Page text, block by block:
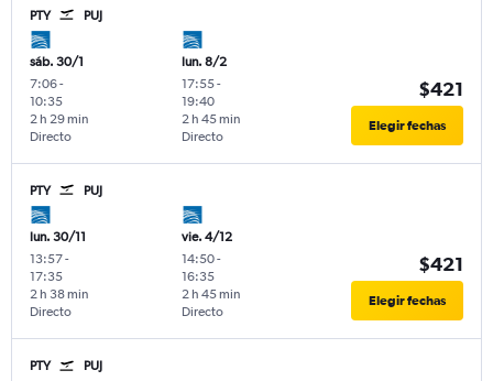
PTY PUJ
sáb. 30/1
7:06-
10:35
Directo
2 h 29 min
lun. 8/2
17:55-
19:40
Directo
2 h 45 min
$421
Elegir fechas
PTY PUJ
lun. 30/11
13:57-
17:35
Directo
2 h 38 min
vie. 4/12
14:50-
16:35
Directo
2 h 45 min
$421
Elegir fechas
PTY PUJ